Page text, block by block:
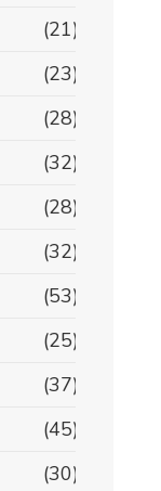
(21)
(23)
(28)
(32)
(28)
(32)
(53)
(25)
(37)
(45)
(30)